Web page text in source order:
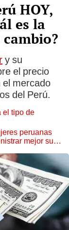
HOY,
es la
y su
el precio
el mercado
del Perú.
el tipo de
peruanas
mejor su